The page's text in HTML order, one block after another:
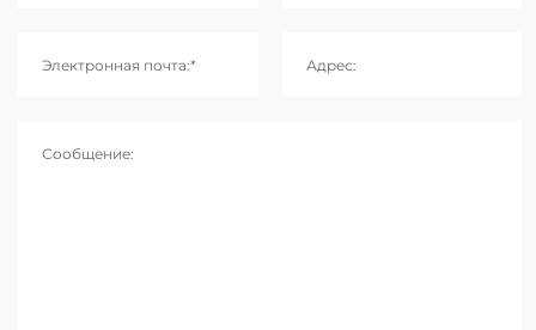
Электронная почта:* Адрес:
Сообщение: